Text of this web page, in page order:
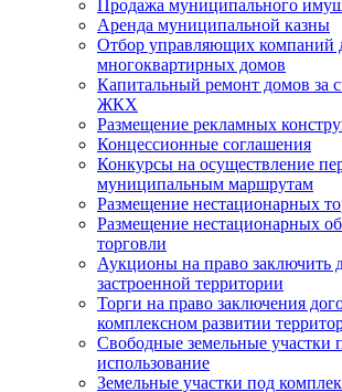
Продажа муниципального
Аренда муниципальной казны
Отбор управляющих компаний
многоквартирных домов
Капитальный ремонт домов за
ЖКХ
Размещение рекламных
Концессионные соглашения
Конкурсы на осуществление
муниципальным маршрутам
Размещение нестационарных
Размещение нестационарных
торговли
Аукционы на право заключить
застроенной территории
Торги на право заключения
комплексном развитии
Свободные земельные участки
использование
Земельные участки под